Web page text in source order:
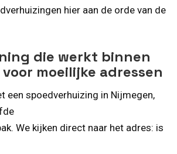
hier aan de orde van de
die werkt binnen
moeilijke adressen
een spoedverhuizing in Nijmegen,
We kijken direct naar het adres: is